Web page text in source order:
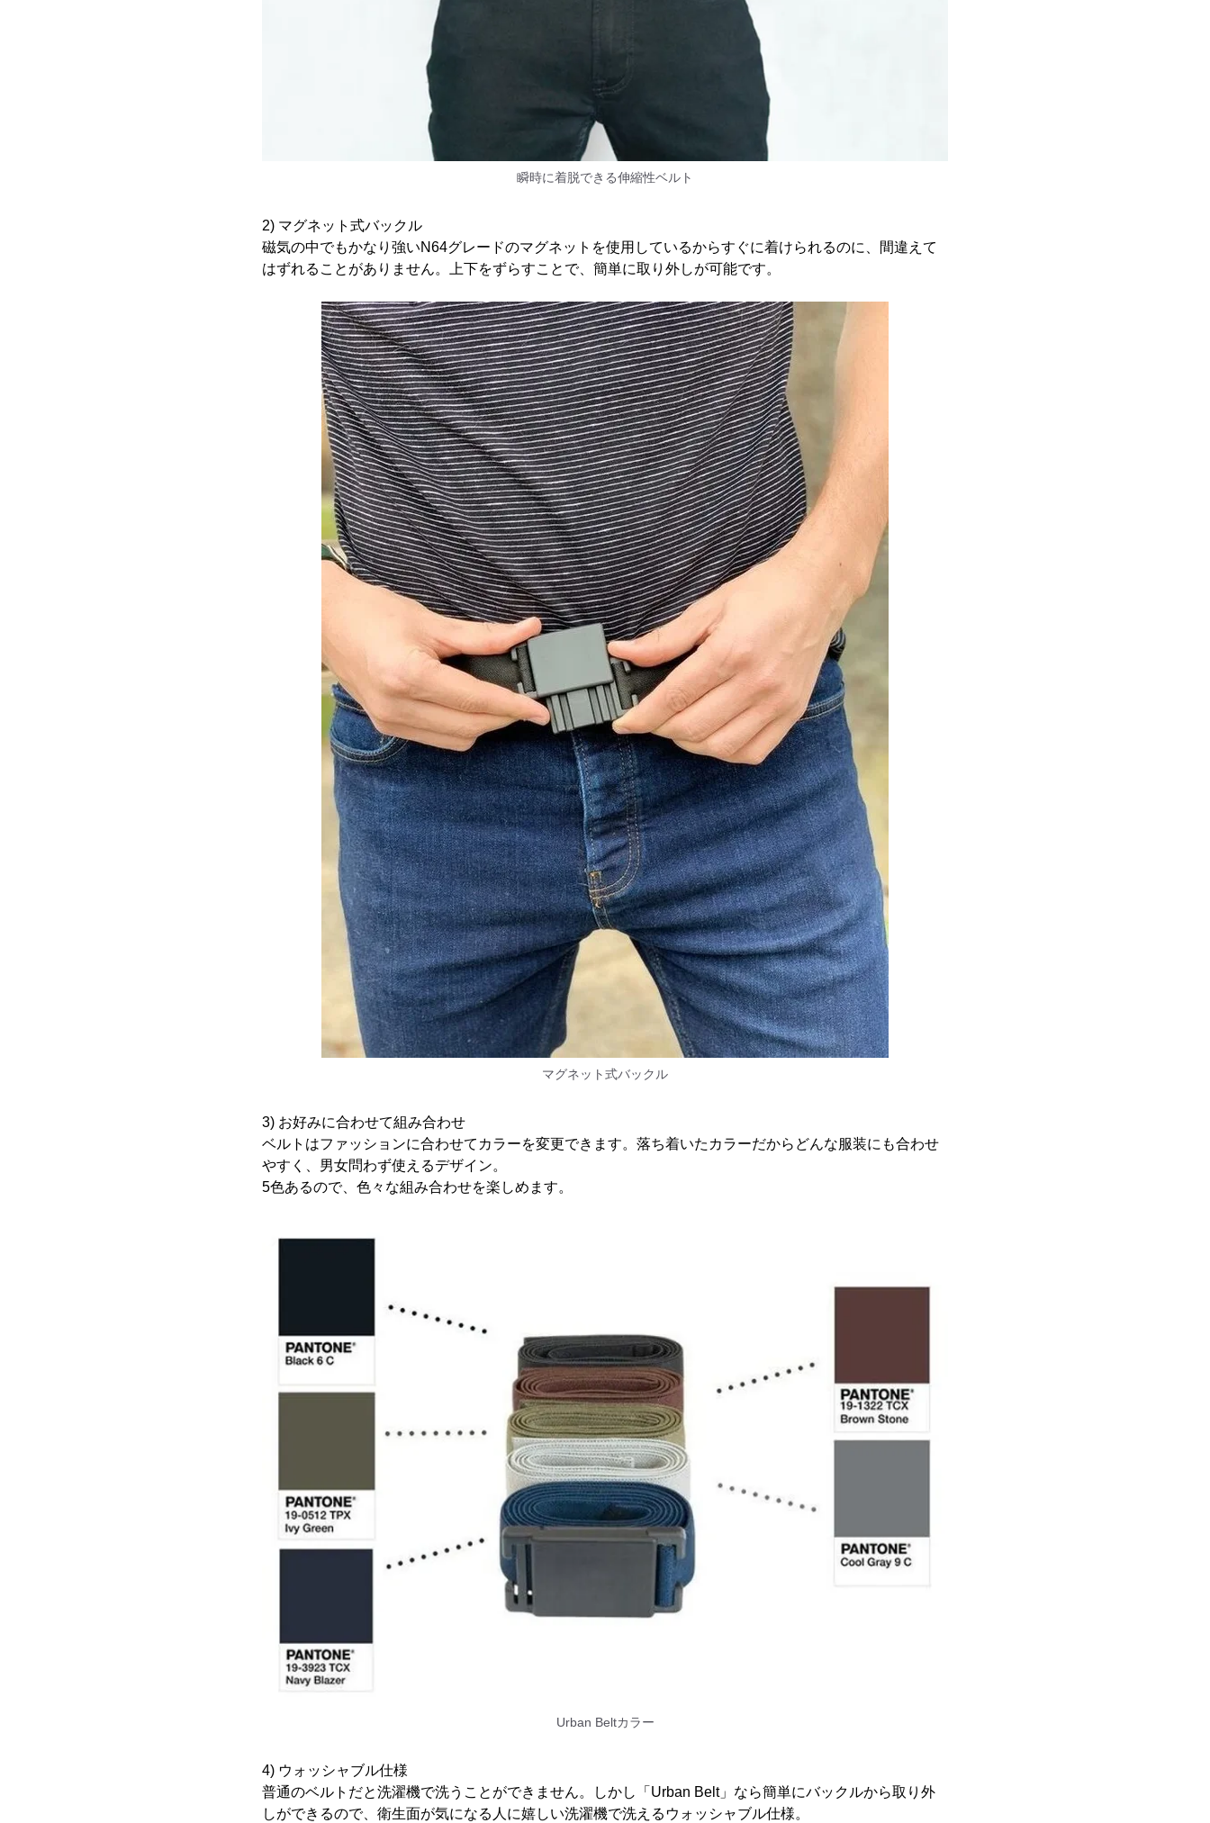
瞬時に着脱できる伸縮性ベルト
2) マグネット式バックル
磁気の中でもかなり強いN64グレードのマグネットを使用しているからすぐに着けられるのに、間違えて
はずれることがありません。上下をずらすことで、簡単に取り外しが可能です。
マグネット式バックル
3) お好みに合わせて組み合わせ
ベルトはファッションに合わせてカラーを変更できます。落ち着いたカラーだからどんな服装にも合わせ
やすく、男女問わず使えるデザイン。
5色あるので、色々な組み合わせを楽しめます。
Urban Beltカラー
4) ウォッシャブル仕様
普通のベルトだと洗濯機で洗うことができません。しかし「Urban Belt」なら簡単にバックルから取り外
しができるので、衛生面が気になる人に嬉しい洗濯機で洗えるウォッシャブル仕様。